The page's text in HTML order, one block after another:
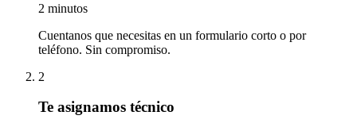
2 minutos
Cuentanos que necesitas en un formulario corto o por
teléfono. Sin compromiso.
2
Te asignamos técnico